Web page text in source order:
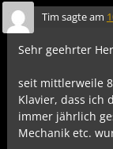
Tim sagte am
Sehr geehrter
seit mittlerweile
Klavier, dass ich
immer jährlich
Mechanik etc.